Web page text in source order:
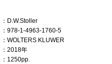
：D.W.Stoller
：978-1-4963-1760-5
：WOLTERS KLUWER
：2018年
：1250pp.